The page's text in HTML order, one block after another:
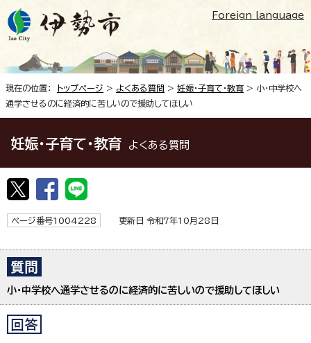
Foreign language
現在の位置： トップページ > よくある質問 > 妊娠・子育て・教育 > 小・中学校へ
通学させるのに経済的に苦しいので援助してほしい
妊娠・子育て・教育 よくある質問
ページ番号1004228 更新日 令和7年10月28日
小・中学校へ通学させるのに経済的に苦しいので援助してほしい